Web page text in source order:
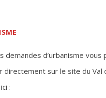
demandes d’urbanisme vous
directement sur le site du Val
: